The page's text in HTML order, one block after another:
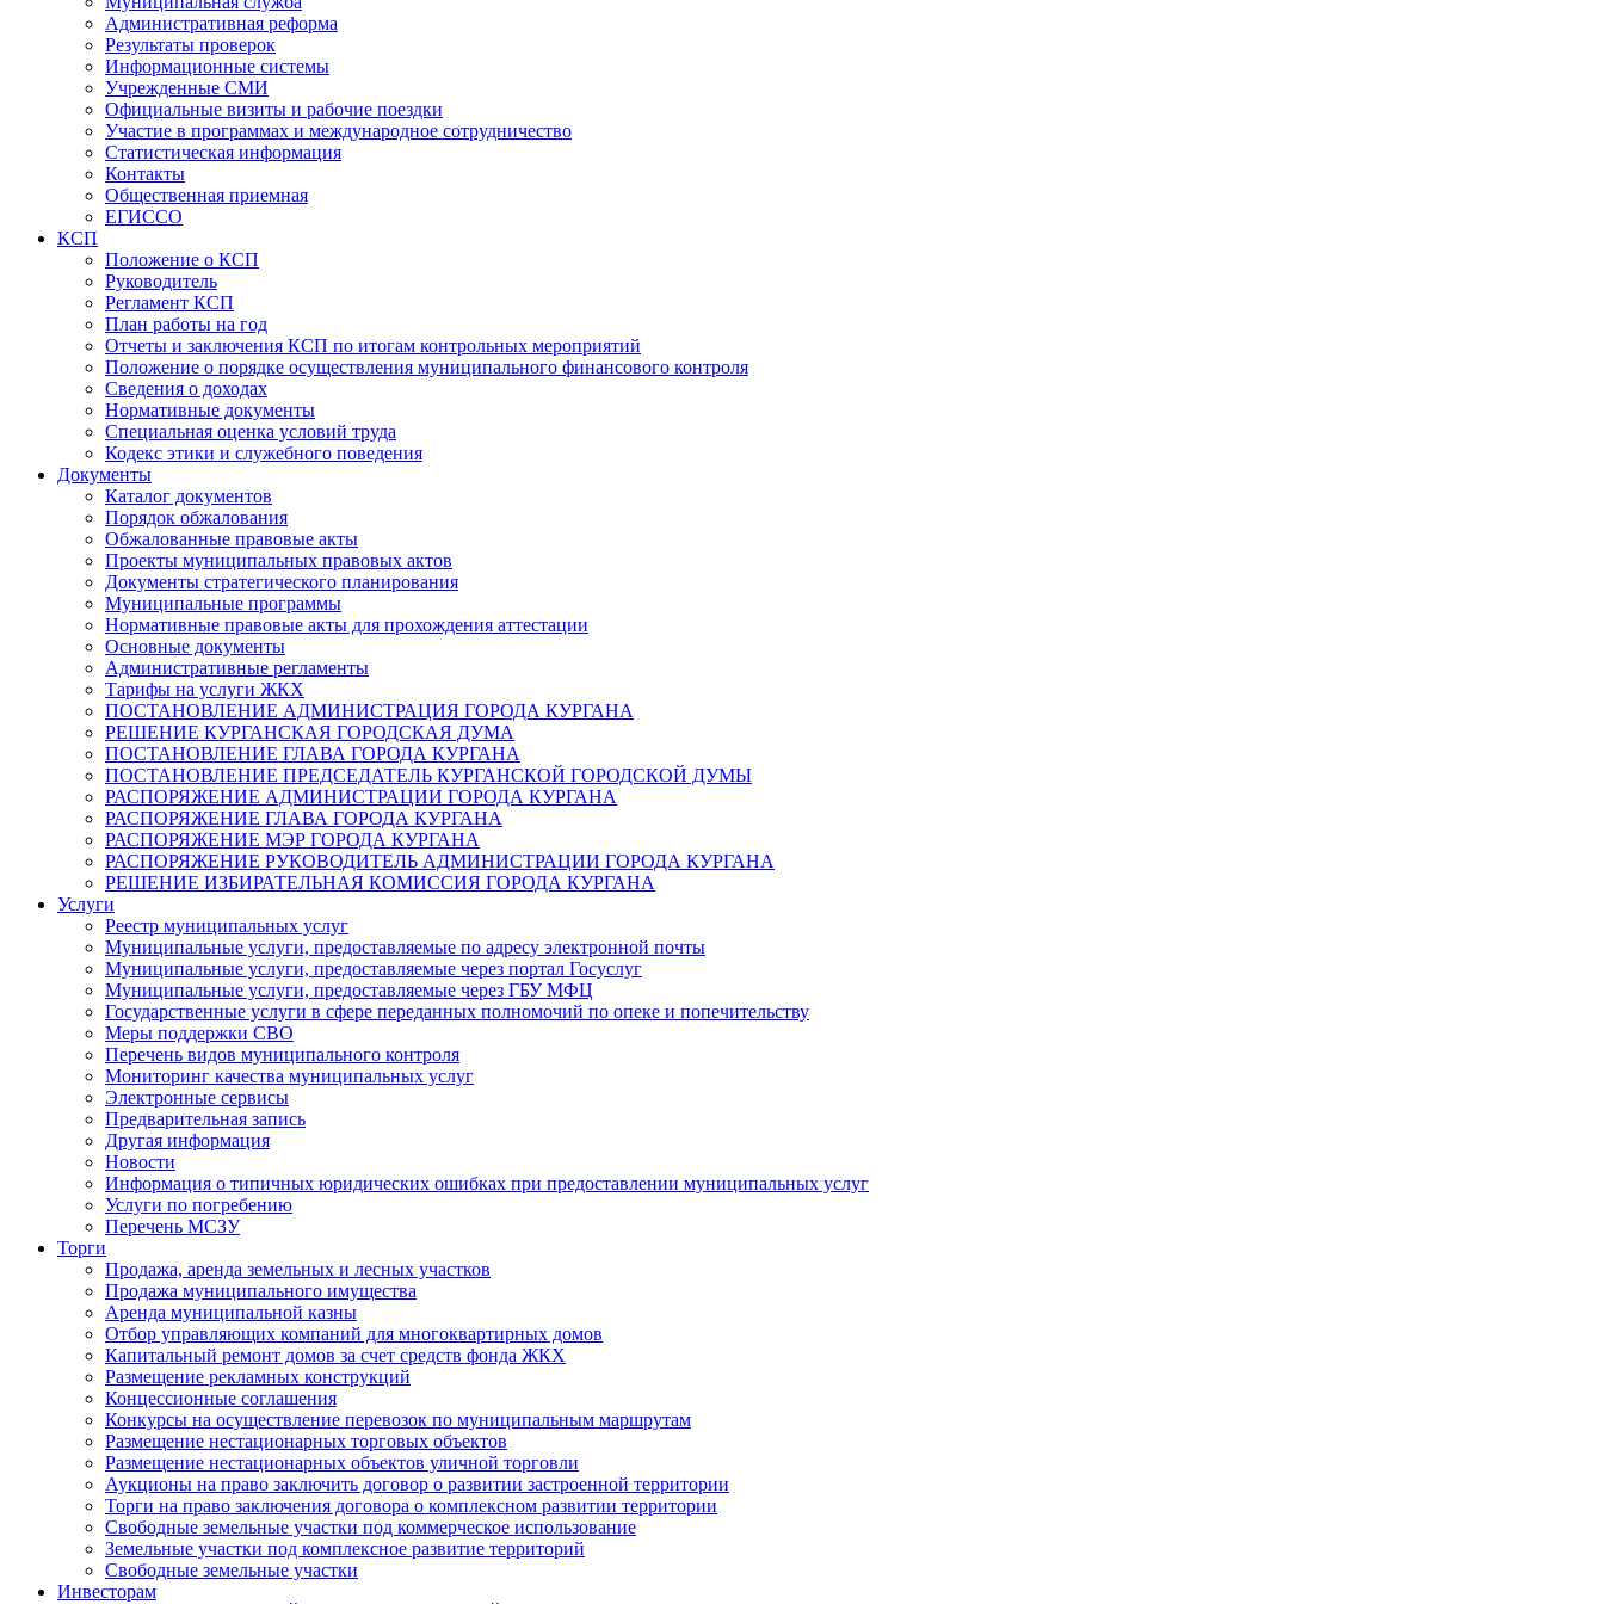
Административная реформа
Результаты проверок
Информационные системы
Учрежденные СМИ
Официальные визиты и рабочие поездки
Участие в программах и международное сотрудничество
Статистическая информация
Контакты
Общественная приемная
ЕГИССО
КСП
Положение о КСП
Руководитель
Регламент КСП
План работы на год
Отчеты и заключения КСП по итогам контрольных мероприятий
Положение о порядке осуществления муниципального финансового контроля
Сведения о доходах
Нормативные документы
Специальная оценка условий труда
Кодекс этики и служебного поведения
Документы
Каталог документов
Порядок обжалования
Обжалованные правовые акты
Проекты муниципальных правовых актов
Документы стратегического планирования
Муниципальные программы
Нормативные правовые акты для прохождения аттестации
Основные документы
Административные регламенты
Тарифы на услуги ЖКХ
ПОСТАНОВЛЕНИЕ АДМИНИСТРАЦИЯ ГОРОДА КУРГАНА
РЕШЕНИЕ КУРГАНСКАЯ ГОРОДСКАЯ ДУМА
ПОСТАНОВЛЕНИЕ ГЛАВА ГОРОДА КУРГАНА
ПОСТАНОВЛЕНИЕ ПРЕДСЕДАТЕЛЬ КУРГАНСКОЙ ГОРОДСКОЙ ДУМЫ
РАСПОРЯЖЕНИЕ АДМИНИСТРАЦИИ ГОРОДА КУРГАНА
РАСПОРЯЖЕНИЕ ГЛАВА ГОРОДА КУРГАНА
РАСПОРЯЖЕНИЕ МЭР ГОРОДА КУРГАНА
РАСПОРЯЖЕНИЕ РУКОВОДИТЕЛЬ АДМИНИСТРАЦИИ ГОРОДА КУРГАНА
РЕШЕНИЕ ИЗБИРАТЕЛЬНАЯ КОМИССИЯ ГОРОДА КУРГАНА
Услуги
Реестр муниципальных услуг
Муниципальные услуги, предоставляемые по адресу электронной почты
Муниципальные услуги, предоставляемые через портал Госуслуг
Муниципальные услуги, предоставляемые через ГБУ МФЦ
Государственные услуги в сфере переданных полномочий по опеке и попечительству
Меры поддержки СВО
Перечень видов муниципального контроля
Мониторинг качества муниципальных услуг
Электронные сервисы
Предварительная запись
Другая информация
Новости
Информация о типичных юридических ошибках при предоставлении муниципальных услуг
Услуги по погребению
Перечень МСЗУ
Торги
Продажа, аренда земельных и лесных участков
Продажа муниципального имущества
Аренда муниципальной казны
Отбор управляющих компаний для многоквартирных домов
Капитальный ремонт домов за счет средств фонда ЖКХ
Размещение рекламных конструкций
Концессионные соглашения
Конкурсы на осуществление перевозок по муниципальным маршрутам
Размещение нестационарных торговых объектов
Размещение нестационарных объектов уличной торговли
Аукционы на право заключить договор о развитии застроенной территории
Торги на право заключения договора о комплексном развитии территории
Свободные земельные участки под коммерческое использование
Земельные участки под комплексное развитие территорий
Свободные земельные участки
Инвесторам